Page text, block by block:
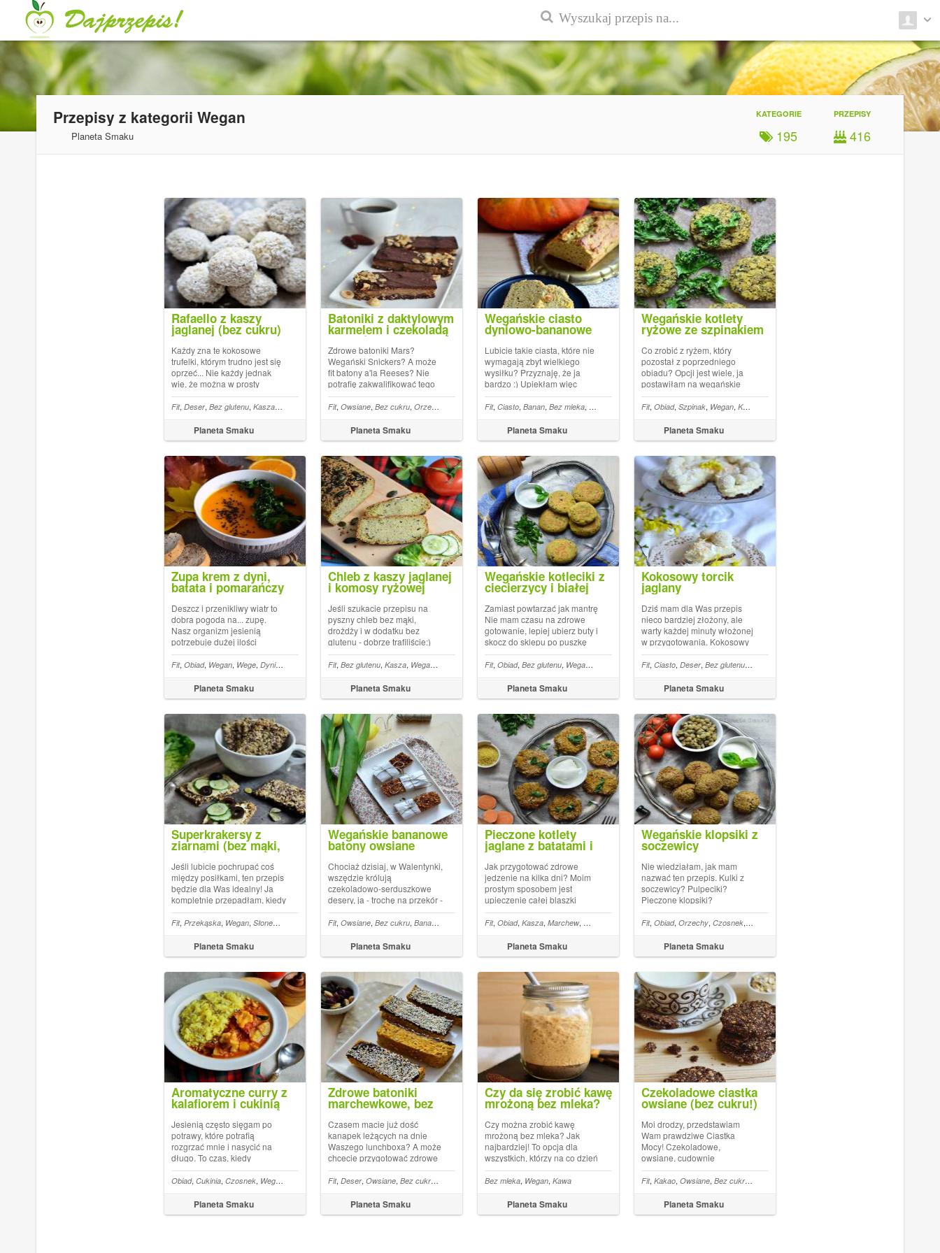
Przepisy z kategorii Wegan
Planeta Smaku
PRZEPISY
416
KATEGORIE
195
Rafaello z kaszy
jaglanej (bez cukru)
Każdy zna te kokosowe
trufelki, którym trudno jest się
oprzeć... Nie każdy jednak
wie, że można w prosty
sposób przygotować ich
zdrowszą wersję. Rafaello z
kaszy jaglanej, wegańskie,
bez cukru, za to mocno
kokosowe - to moja
Planeta Smaku
Fit, Deser, Bez glutenu, Kasza,Bez cukru Bez mleka,Wegan,Mleczko kokosowe
Batoniki z daktylowym
karmelem i czekoladą
(wegańskie)
Zdrowe batoniki Mars?
Wegański Snickers? A może
fit batony a'la Reeses? Nie
potrafię zakwalifikować tego
przepisu do jednej kategorii.
Pomyślcie sobie, że to coś, co
łączy wszystkie przywołane
przeze mnie słodkości...:)
Wegańskie batoniki z dakty...
Planeta Smaku
Fit, Owsiane, Bez cukru, Orzechy ,Masło orzechowe,Daktyle,Wegan Mleczko kokosowe ,Batony
Wegańskie ciasto
dyniowo-bananowe
Lubicie takie ciasta, które nie
wymagają zbyt wielkiego
wysiłku? Przyznaję, że ja
bardzo :) Upiekłam więc
wegańskie ciasto dyniowo-
bananowe, do którego
wykonania nie potrzebujemy
nawet miksera (puree z
banana i dyni możemy łatwo
Planeta Smaku
Fit, Ciasto, Banan, Bez mleka, Wegan
Wegańskie kotlety
ryżowe ze szpinakiem
Co zrobić z ryżem, który
pozostał z poprzedniego
obiadu? Opcji jest wiele, ja
postawiłam na wegańskie
kotlety ryżowe ze szpinakiem.
Upieczone w piekarniku są
zdrowszą alternatywą dla
smażonych potraw, których
teraz muszę unikać. Idealnie
Planeta Smaku
Fit, Obiad, Szpinak, Wegan, Kotlety
Zupa krem z dyni,
batata i pomarańczy
Deszcz i przenikliwy wiatr to
dobra pogoda na... zupę.
Nasz organizm jesienią
potrzebuje dużej ilości
warzyw, ale najlepiej tych
podanych w rozgrzewających
potrawach. Dzięki temu
polepszy się nasze trawienie i
unikniemy wyziębienia.
Planeta Smaku
Fit, Obiad, Wegan, Wege, Dynia , ,Jarmuż
Chleb z kaszy jaglanej
i komosy ryżowej
Jeśli szukacie przepisu na
pyszny chleb bez mąki,
drożdży i w dodatku bez
glutenu - dobrze trafiliście:)
Tym razem wykorzystałam
kaszę jaglaną oraz komosę
ryżową (quinoa). W
porównaniu z podobnie
przygotowywanym chlebem z
bochenek ...
Planeta Smaku
Fit, Bez glutenu, Kasza, Wegan , Komosa ryżowa, Pieczywo
Wegańskie kotleciki z
ciecierzycy i białej
Zamiast powtarzać jak mantrę
Nie mam czasu na zdrowe
gotowanie, lepiej ubierz buty i
skocz do sklepu po puszkę
ciecierzycy ;) Uwierz, że
wystarczy 15 minut, by
przygotować pyszne
wegańskie kotleciki z
ciecierzycy i białej fasoli.
Planeta Smaku
Fit, Obiad, Bez glutenu, Wegan , Ciecierzyca,Kotlety,Fasola
Kokosowy torcik
jaglany
Dziś mam dla Was przepis
nieco bardziej złożony, ale
warty każdej minuty włożonej
w przygotowania. Kokosowy
torcik jaglany skradł moje
serce! Smakiem przypomina
nieco sernik, jest naprawdę
mocno kokosowy i w dodatku
nie zawiera niezdrowych
Planeta Smaku
Fit, Ciasto, Deser, Bez glutenu,Kasza
Superkrakersy z
ziarnami (bez mąki,
wegańskie)
Jeśli lubicie pochrupać coś
między posiłkami, ten przepis
będzie dla Was idealny! Ja
kompletnie przepadłam, kiedy
po raz pierwszy upiekłam te
krakersy. Zrobione z samych
super zdrowych ziaren, bez
mąki i innych niepotrzebnych
składników. Rewelacyjnie c...
Planeta Smaku
Fit, Przekąska, Wegan, Słonecznik Siemię lniane ,Sezam,Chia,Pestki dyni,Bez mąki
Wegańskie bananowe
batony owsiane
Chociaż dzisiaj, w Walentynki,
wszędzie królują
czekoladowo-serduszkowe
desery, ja - trochę na przekór -
proponuję zupełnie inny
rodzaj słodyczy. Wegańskie
bananowe batony owsiane są
naprawdę rewelacyjne!
Proste do zrobienia, sycące i
Planeta Smaku
Fit, Owsiane, Bez cukru, Banan , Masło orzechowe, Daktyle,Wegan Słonecznik,Siemię lniane
Pieczone kotlety
jaglane z batatami i
marchewką
Jak przygotować zdrowe
jedzenie na kilka dni? Moim
prostym sposobem jest
upieczenie całej blaszki
kotlecików z dodatkiem kaszy
i warzyw. Uwielbiam takie
rozwiązania - dzięki temu
codzienne przygotowywanie
posiłków jest dużo prostsze -
Planeta Smaku
Fit, Obiad, Kasza, Marchew, Wegan Słonecznik, Kotlety ,Bataty
Wegańskie klopsiki z
soczewicy
Nie wiedziałam, jak mam
nazwać ten przepis. Kulki z
soczewicy? Pulpeciki?
Pieczone klopsiki?
Jakkolwiek ich nie nazwać,
wiem, że po prostu TRZEBA
je zrobić! Są pyszne i proste
do zrobienia, zdrowe i sycące.
Zawierają dużo białka
Planeta Smaku
Fit, Obiad, Orzechy, Czosnek, Cebula
Aromatyczne curry z
kalafiorem i cukinią
Jesienią często sięgam po
potrawy, które potrafią
rozgrzać mnie i nasycić na
długo. To czas, kiedy
uwielbiam przygotowywać
aromatyczne obiady, takie jak
curry. Czerwone curry z
kalafiorem to proste, a
jednocześnie lekko orientalne
Planeta Smaku
Obiad, Cukinia, Czosnek, Wegan Mleczko kokosowe,Pomidory,Ryż,Kalafior
Zdrowe batoniki
marchewkowe, bez
Czasem macie już dość
kanapek leżących na dnie
Waszego lunchboxa? A może
chcecie przygotować zdrowe
słodycze, które będzie można
przekąsić do kawy? Nie
ważne, co Wami kieruje,
ważne, że przychodzę Wam z
pomocą ;) Zdrowe batoniki
Planeta Smaku
Fit, Deser, Owsiane, Bez cukru , Przekąska,Marchew, Daktyle ,Kokos,Olej
Czy da się zrobić kawę
mrożoną bez mleka?
+przepis na sojowe
frappe
Czy można zrobić kawę
mrożoną bez mleka? Jak
najbardziej! To opcja dla
wszystkich, którzy na co dzień
piją małą czarną, albo dla
tych, którzy unikają mleka w
swojej diecie. Mrożona kawa
bez mleka też jest pyszna! I
można ją przyrządzić w
Planeta Smaku
Bez mleka, Wegan, Kawa
Czekoladowe ciastka
owsiane (bez cukru!)
Moi drodzy, przedstawiam
Wam prawdziwe Ciastka
Mocy! Czekoladowe,
owsiane, cudownie
chrupiące, wegańskie. To
jedne z najlepszych ciastek,
jakie ostatnio zrobiłam - i
mówię to z pełną
odpowiedzialnością! Bez
Planeta Smaku
Fit, Kakao, Owsiane, Bez cukru ,